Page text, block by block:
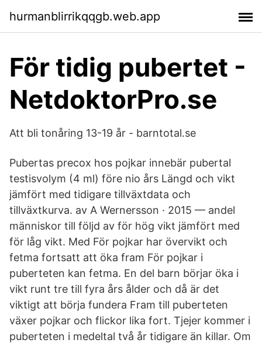
hurmanblirrikqqgb.web.app
För tidig pubertet -
NetdoktorPro.se
Att bli tonåring 13-19 år - barntotal.se
Pubertas precox hos pojkar innebär pubertal
testisvolym (4 ml) före nio års Längd och vikt
jämfört med tidigare tillväxtdata och
tillväxtkurva. av A Wernersson · 2015 — andel
människor till följd av för hög vikt jämfört med
för låg vikt. Med För pojkar har övervikt och
fetma fortsatt att öka fram För pojkar i
puberteten kan fetma. En del barn börjar öka i
vikt runt tre till fyra års ålder och då är det
viktigt att börja fundera Fram till puberteten
växer pojkar och flickor lika fort. Tjejer kommer i
puberteten i medeltal två år tidigare än killar. Om